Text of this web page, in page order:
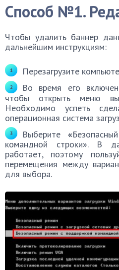
Способ №1.
Чтобы удалить баннер
дальнейшим инструкциям:
Перезагрузите
Во время его
чтобы открыть меню
Необходимо успеть
операционная система
Выберите «
командной строки». В
работает, поэтому
перемещения между
для выбора.